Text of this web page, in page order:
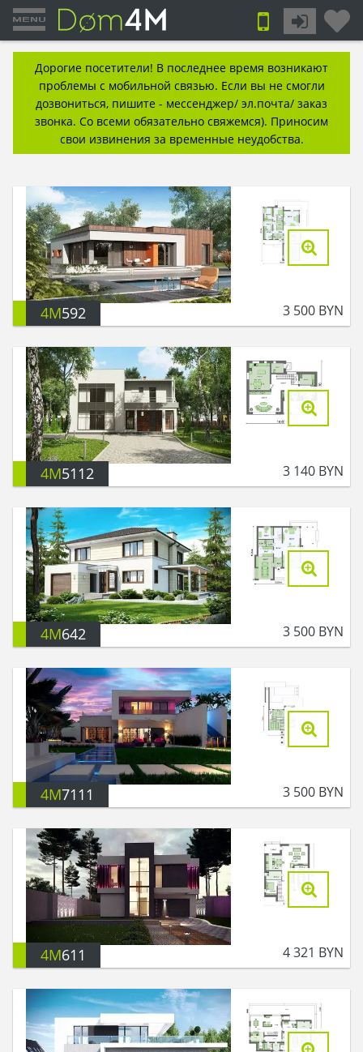
Дорогие посетители! В последнее время возникают
проблемы с мобильной связью. Если вы не смогли
дозвониться, пишите - мессенджер/ эл.почта/ заказ
звонка. Со всеми обязательно свяжемся). Приносим
свои извинения за временные неудобства.
4M592 3 500 BYN
4M5112 3 140 BYN
4M642 3 500 BYN
4M7111 3 500 BYN
4M611 4 321 BYN